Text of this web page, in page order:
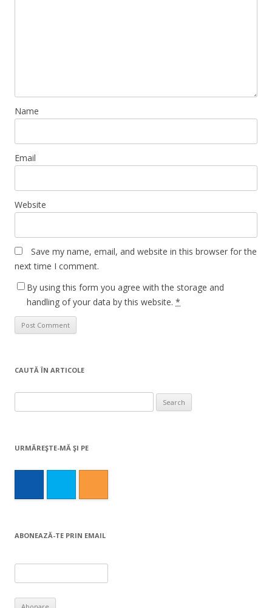
Name
Email
Website
Save my name, email, and website in this browser for the
next time I comment.
By using this form you agree with the storage and
handling of your data by this website. *
CAUTĂ ÎN ARTICOLE
for:
URMĂREŞTE-MĂ ŞI PE
ABONEAZĂ-TE PRIN EMAIL